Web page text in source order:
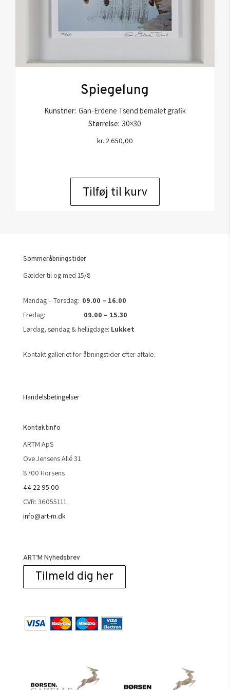
Spiegelung
Kunstner: Gan-Erdene Tsend bemalet grafik
Størrelse: 30×30
kr. 2.650,00
Tilføj til kurv
Sommeråbningstider
Gælder til og med 15/8
Mandag – Torsdag: 09.00 – 16.00
Fredag: 09.00 – 15.30
Lørdag, søndag & helligdage: Lukket
Kontakt galleriet for åbningstider efter aftale.
Handelsbetingelser
Kontaktinfo
ARTM ApS
Ove Jensens Allé 31
8700 Horsens
44 22 95 00
CVR: 36055111
info@art-m.dk
ART’M Nyhedsbrev
Tilmeld dig her